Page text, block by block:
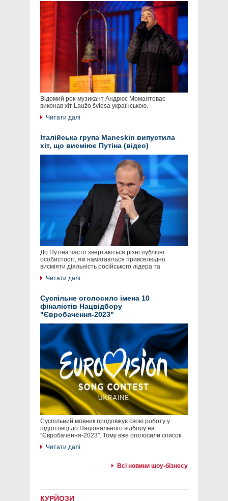
Відомий рок-музикант Андрюс Момантовас
виконав хіт Laužo šviesa українською.
Читати далі
Італійська група Maneskin випустила
хіт, що висміює Путіна (відео)
До Путіна часто звертаються різні публічні
особистості, які намагаються привселюдно
висміяти діяльність російського лідера та
Читати далі
Суспільне оголосило імена 10
фіналістів Нацвідбору
"Євробачення-2023"
Суспільний мовник продовжує свою роботу у
підготовці до Національного відбору на
"Євробачення-2023". Тому вже оголосили список
Читати далі
Всі новини шоу-бізнесу
КУРЙОЗИ